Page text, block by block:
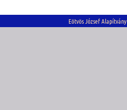
Eötvös József Alapítvány